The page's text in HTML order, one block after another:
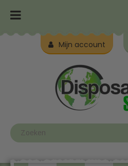
Mijn account